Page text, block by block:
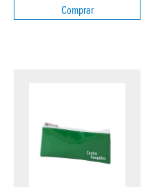
Comprar